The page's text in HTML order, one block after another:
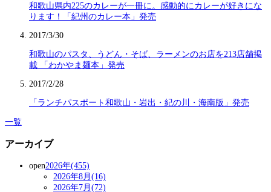
和歌山県内225のカレーが一冊に。感動的にカレーが好きにな
ります！「紀州のカレー本」発売
2017/3/30
和歌山のパスタ、うどん・そば、ラーメンのお店を213店舗掲
載 「わかやま麺本」発売
2017/2/28
「ランチパスポート和歌山・岩出・紀の川・海南版」発売
一覧
アーカイブ
open2026年(455)
2026年8月(16)
2026年7月(72)